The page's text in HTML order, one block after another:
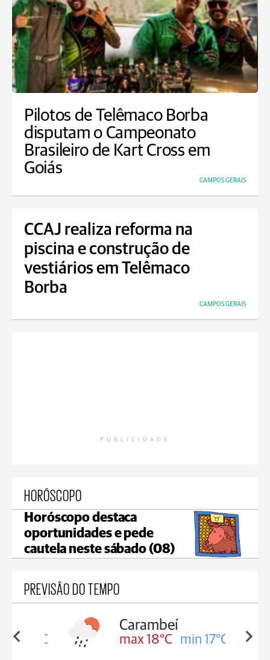
Pilotos de Telêmaco Borba
disputam o Campeonato
Brasileiro de Kart Cross em
Goiás
CAMPOS GERAIS
CCAJ realiza reforma na
piscina e construção de
vestiários em Telêmaco
Borba
CAMPOS GERAIS
PUBLICIDADE
HORÓSCOPO
Horóscopo destaca
oportunidades e pede
cautela neste sábado (08)
PREVISÃO DO TEMPO
18°C
Carambeí
max 18°C min 17°C